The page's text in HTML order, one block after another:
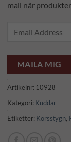
mail när
address
to
join
waitlist
for
MAILA MIG
Artikelnr: 10928
Kategori: Kuddar
Etiketter: Korsstygn,